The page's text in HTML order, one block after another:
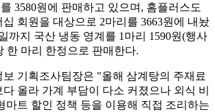
3580원에 판매하고 있으며, 홈플러스도
회원을 대상으로 2마리를 3663원에 내놨
까지 국산 냉동 영계를 1마리 1590원(행사
한 마리 한정으로 판매한다.
기획조사팀장은 "올해 삼계탕의 주재료
올라 가계 부담이 다소 커졌으나 외식 비
마트 할인 정책 등을 이용해 직접 조리하는